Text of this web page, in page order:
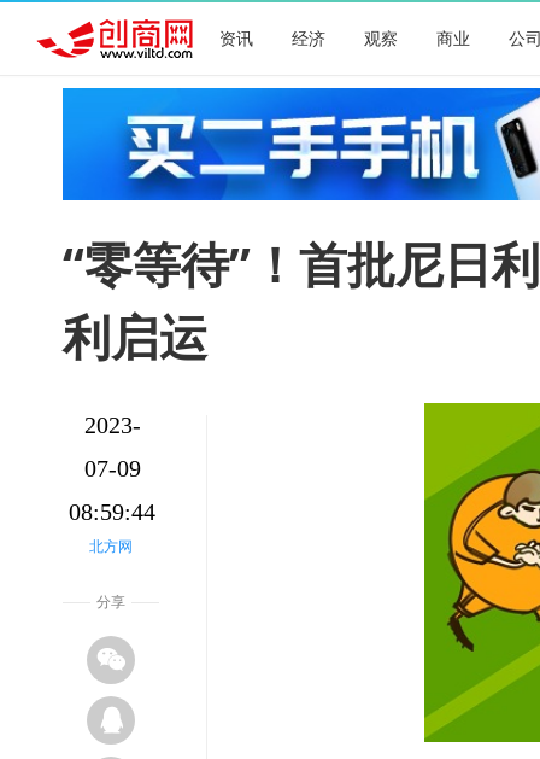
资讯 经济 观察 商业 公
“零等待”！首批尼日
利启运
2023-
07-09
08:59:44
北方网
分享